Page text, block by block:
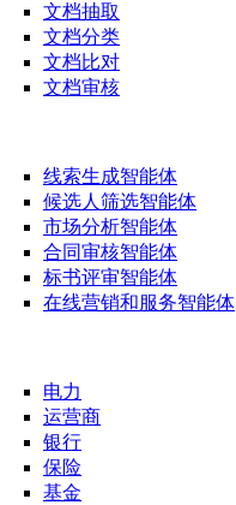
文档抽取
文档分类
文档比对
文档审核
线索生成智能体
候选人筛选智能体
市场分析智能体
合同审核智能体
标书评审智能体
在线营销和服务智能体
电力
运营商
银行
保险
基金